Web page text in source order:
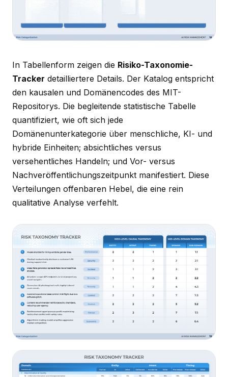
In Tabellenform zeigen die Risiko-Taxonomie-
Tracker detailliertere Details. Der Katalog entspricht
den kausalen und Domänencodes des MIT-
Repositorys. Die begleitende statistische Tabelle
quantifiziert, wie oft sich jede
Domänenunterkategorie über menschliche, KI- und
hybride Einheiten; absichtliches versus
versehentliches Handeln; und Vor- versus
Nachveröffentlichungszeitpunkt manifestiert. Diese
Verteilungen offenbaren Hebel, die eine rein
qualitative Analyse verfehlt.